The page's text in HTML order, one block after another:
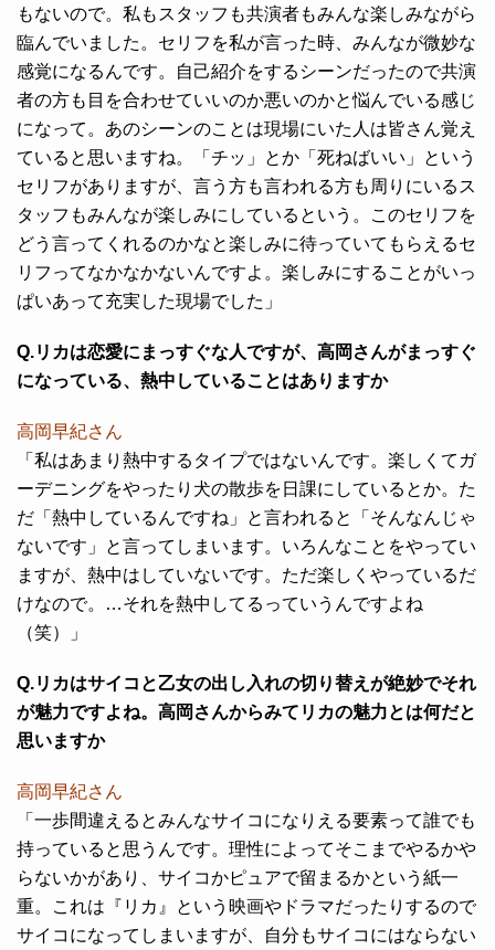
もないので。私もスタッフも共演者もみんな楽しみながら
臨んでいました。セリフを私が言った時、みんなが微妙な
感覚になるんです。自己紹介をするシーンだったので共演
者の方も目を合わせていいのか悪いのかと悩んでいる感じ
になって。あのシーンのことは現場にいた人は皆さん覚え
ていると思いますね。「チッ」とか「死ねばいい」という
セリフがありますが、言う方も言われる方も周りにいるス
タッフもみんなが楽しみにしているという。このセリフを
どう言ってくれるのかなと楽しみに待っていてもらえるセ
リフってなかなかないんですよ。楽しみにすることがいっ
ぱいあって充実した現場でした」
Q.リカは恋愛にまっすぐな人ですが、高岡さんがまっすぐ
になっている、熱中していることはありますか
高岡早紀さん
「私はあまり熱中するタイプではないんです。楽しくてガ
ーデニングをやったり犬の散歩を日課にしているとか。た
だ「熱中しているんですね」と言われると「そんなんじゃ
ないです」と言ってしまいます。いろんなことをやってい
ますが、熱中はしていないです。ただ楽しくやっているだ
けなので。…それを熱中してるっていうんですよね
（笑）」
Q.リカはサイコと乙女の出し入れの切り替えが絶妙でそれ
が魅力ですよね。高岡さんからみてリカの魅力とは何だと
思いますか
高岡早紀さん
「一歩間違えるとみんなサイコになりえる要素って誰でも
持っていると思うんです。理性によってそこまでやるかや
らないかがあり、サイコかピュアで留まるかという紙一
重。これは『リカ』という映画やドラマだったりするので
サイコになってしまいますが、自分もサイコにはならない